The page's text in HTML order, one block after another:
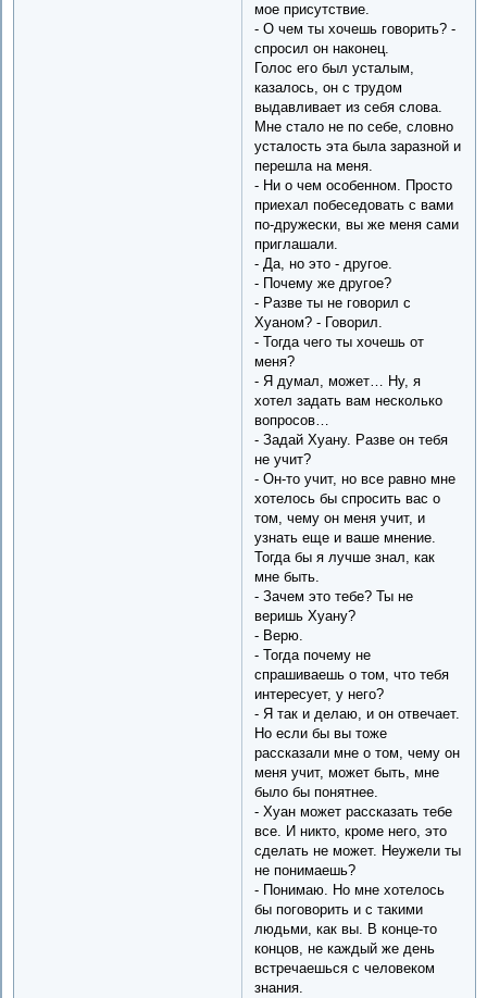
мое присутствие.
- О чем ты хочешь говорить? -
спросил он наконец.
Голос его был усталым,
казалось, он с трудом
выдавливает из себя слова.
Мне стало не по себе, словно
усталость эта была заразной и
перешла на меня.
- Ни о чем особенном. Просто
приехал побеседовать с вами
по-дружески, вы же меня сами
приглашали.
- Да, но это - другое.
- Почему же другое?
- Разве ты не говорил с
Хуаном? - Говорил.
- Тогда чего ты хочешь от
меня?
- Я думал, может… Ну, я
хотел задать вам несколько
вопросов…
- Задай Хуану. Разве он тебя
не учит?
- Он-то учит, но все равно мне
хотелось бы спросить вас о
том, чему он меня учит, и
узнать еще и ваше мнение.
Тогда бы я лучше знал, как
мне быть.
- Зачем это тебе? Ты не
веришь Хуану?
- Верю.
- Тогда почему не
спрашиваешь о том, что тебя
интересует, у него?
- Я так и делаю, и он отвечает.
Но если бы вы тоже
рассказали мне о том, чему он
меня учит, может быть, мне
было бы понятнее.
- Хуан может рассказать тебе
все. И никто, кроме него, это
сделать не может. Неужели ты
не понимаешь?
- Понимаю. Но мне хотелось
бы поговорить и с такими
людьми, как вы. В конце-то
концов, не каждый же день
встречаешься с человеком
знания.